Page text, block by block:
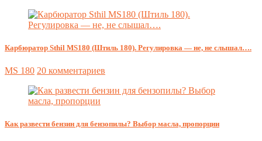
Карбюратор Sthil MS180 (Штиль 180). Регулировка — не, не слышал….
MS 180 20 комментариев
Как развести бензин для бензопилы? Выбор масла, пропорции